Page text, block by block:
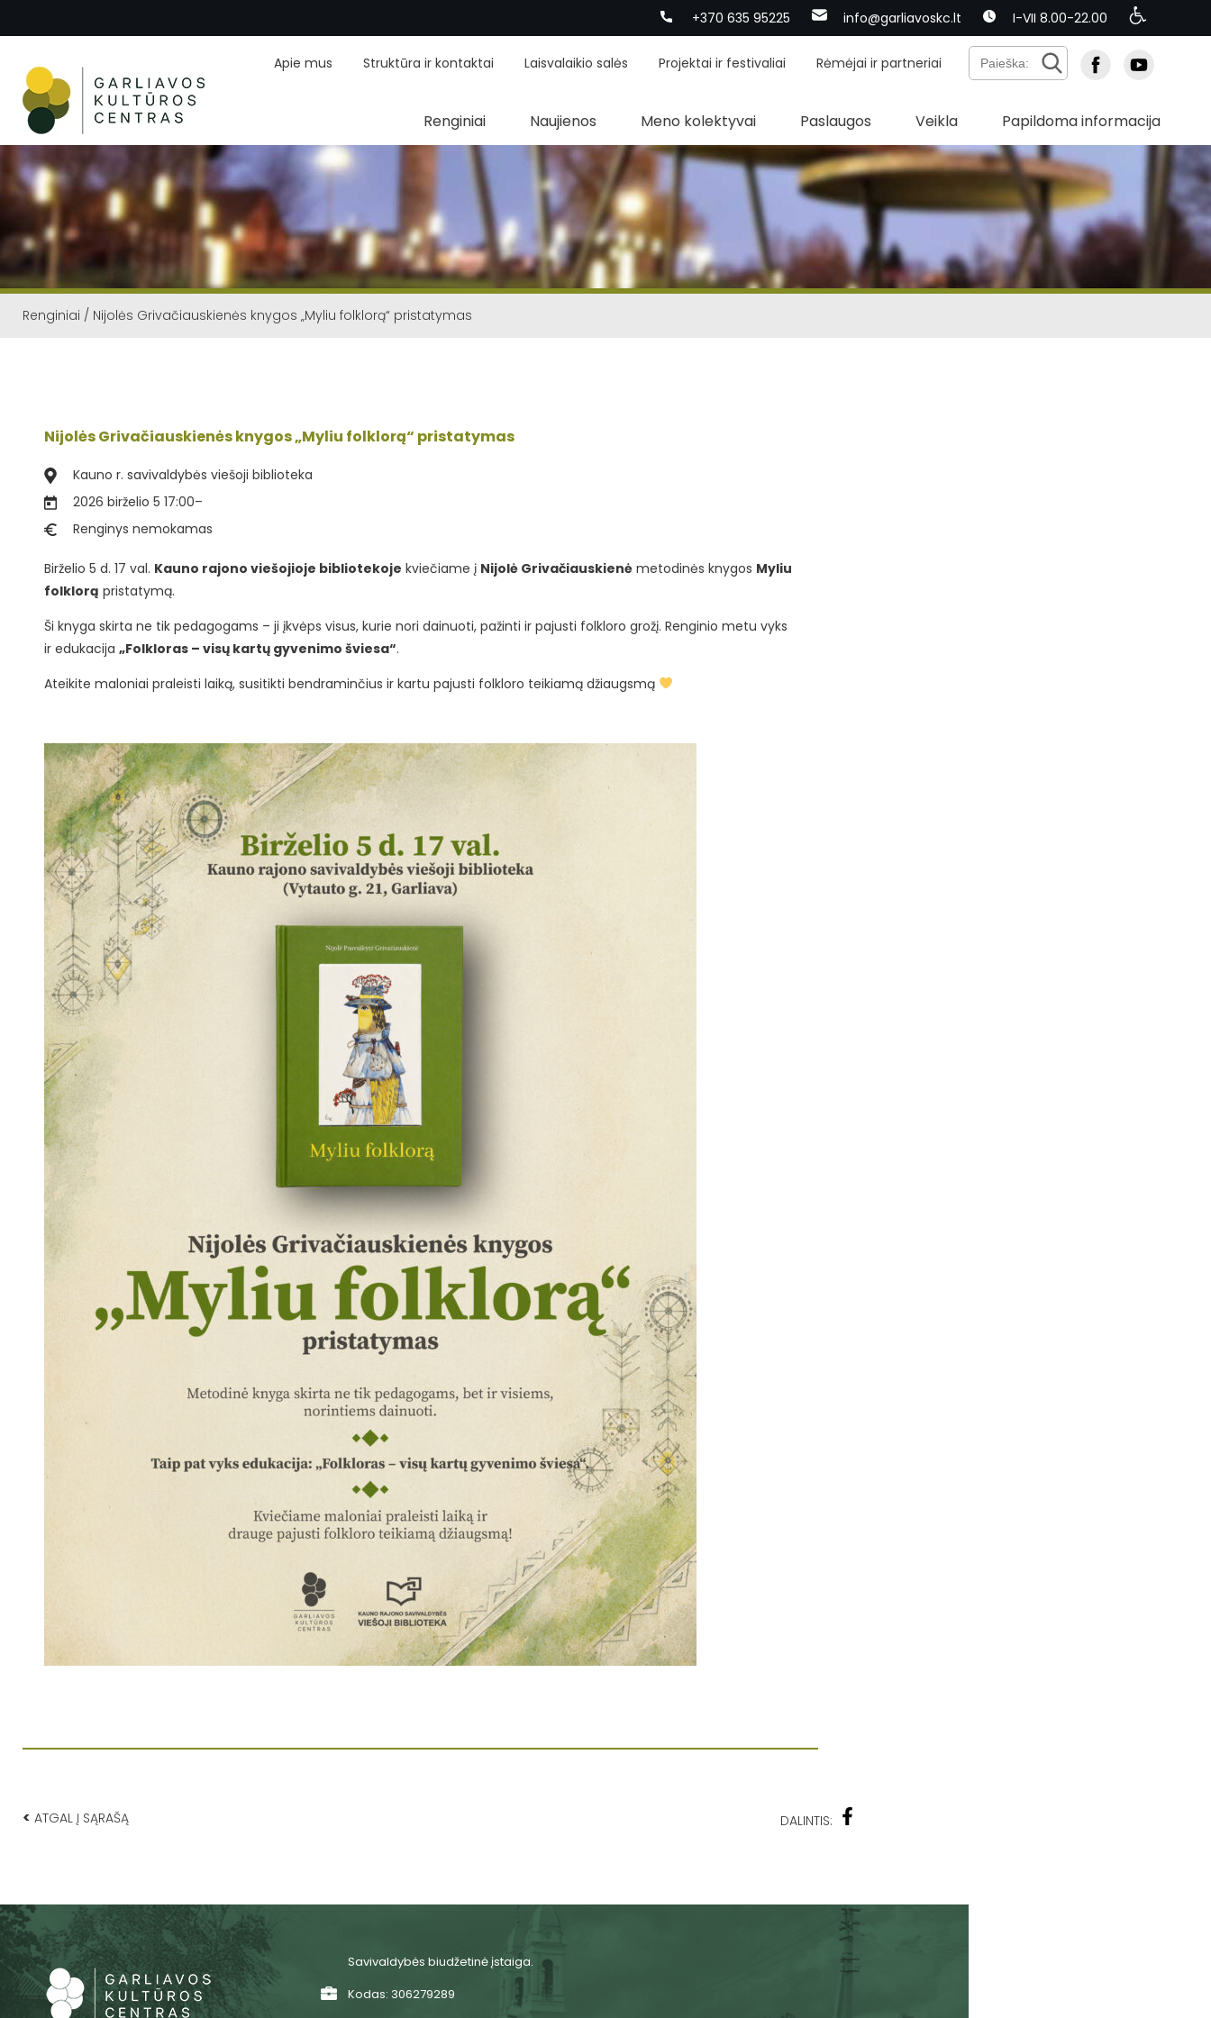
+370 635 95225 info@garliavoskc.lt I-VII 8.00-22.00
Apie mus Struktūra ir kontaktai Laisvalaikio salės Projektai ir festivaliai Rėmėjai ir partneriai
Renginiai Naujienos Meno kolektyvai Paslaugos Veikla Papildoma informacija
Renginiai / Nijolės Grivačiauskienės knygos „Myliu folklorą“ pristatymas
Nijolės Grivačiauskienės knygos „Myliu folklorą“ pristatymas
Kauno r. savivaldybės viešoji biblioteka
2026 birželio 5 17:00–
Renginys nemokamas
Birželio 5 d. 17 val. Kauno rajono viešojioje bibliotekoje kviečiame į Nijolė Grivačiauskienė metodinės knygos Myliu
folklorą pristatymą.
Ši knyga skirta ne tik pedagogams – ji įkvėps visus, kurie nori dainuoti, pažinti ir pajusti folkloro grožį. Renginio metu vyks
ir edukacija „Folkloras – visų kartų gyvenimo šviesa“.
Ateikite maloniai praleisti laiką, susitikti bendraminčius ir kartu pajusti folkloro teikiamą džiaugsmą
< ATGAL Į SĄRAŠĄ DALINTIS:
Savivaldybės biudžetinė įstaiga.
Kodas: 306279289